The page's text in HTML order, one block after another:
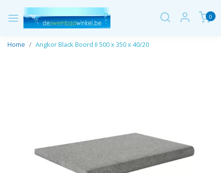
0
Home Angkor Black Boord II 500 x 350 x 40/20